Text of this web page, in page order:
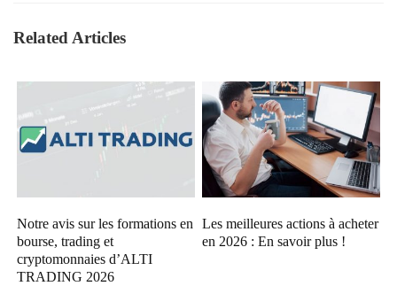
Related Articles
Notre avis sur les formations en
bourse, trading et
cryptomonnaies d’ALTI
TRADING 2026
Les meilleures actions à acheter
en 2026 : En savoir plus !